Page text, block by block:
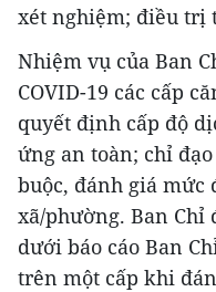
xét nghiệm; điều trị
Nhiệm vụ của Ban
COVID-19 các cấp
quyết định cấp độ
ứng an toàn; chỉ
buộc, đánh giá mức
xã/phường. Ban Chỉ
dưới báo cáo Ban
trên một cấp khi